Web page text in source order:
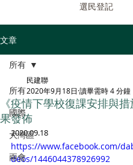
選民登記
文章
所有
國際
大灣區
兩會
所有
《疫情下學校復課安排與
果發佈
民建聯
2020年9月18日 讀畢需時 4 分鐘
2020.09.18
https://www.facebook.com/
deos/1446044378926992